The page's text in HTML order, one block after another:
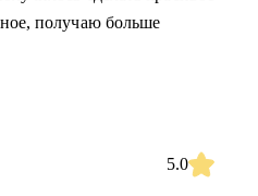
получаю больше
5.0